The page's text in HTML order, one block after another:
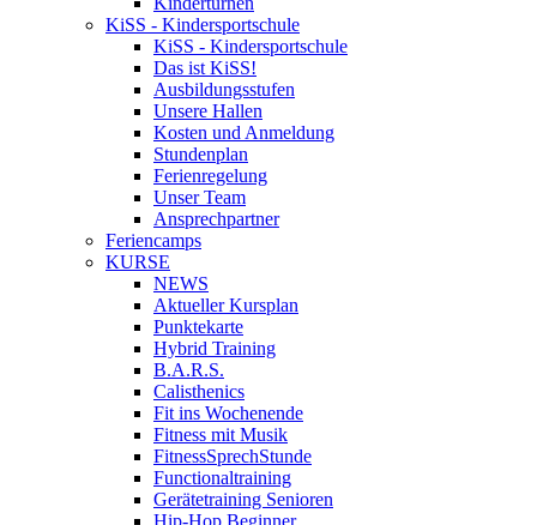
KiSS - Kindersportschule
KiSS - Kindersportschule
Das ist KiSS!
Ausbildungsstufen
Unsere Hallen
Kosten und Anmeldung
Stundenplan
Ferienregelung
Unser Team
Ansprechpartner
Feriencamps
KURSE
NEWS
Aktueller Kursplan
Punktekarte
Hybrid Training
B.A.R.S.
Calisthenics
Fit ins Wochenende
Fitness mit Musik
FitnessSprechStunde
Functionaltraining
Gerätetraining Senioren
Hip-Hop Beginner